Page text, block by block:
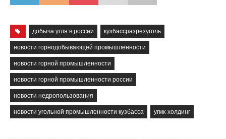
добыча угля в россии кузбассразрезуголь
новости горнодобывающей промышленности
новости горной промышленности
новости горной промышленности россии
новости недропользования
новости угольной промышленности кузбасса угмк-холдинг